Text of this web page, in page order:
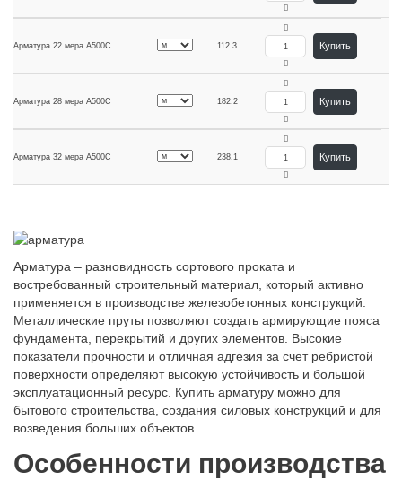
Арматура 22 мера А500С 112.3 Купить
Арматура 28 мера А500С 182.2 Купить
Арматура 32 мера А500С 238.1 Купить
Арматура – разновидность сортового проката и
востребованный строительный материал, который активно
применяется в производстве железобетонных конструкций.
Металлические пруты позволяют создать армирующие пояса
фундамента, перекрытий и других элементов. Высокие
показатели прочности и отличная адгезия за счет ребристой
поверхности определяют высокую устойчивость и большой
эксплуатационный ресурс. Купить арматуру можно для
бытового строительства, создания силовых конструкций и для
возведения больших объектов.
Особенности производства